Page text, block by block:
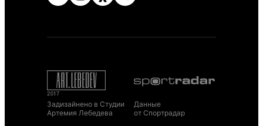
Задизайнено в Студии
Артемия Лебедева
Данные
от Спортрадар